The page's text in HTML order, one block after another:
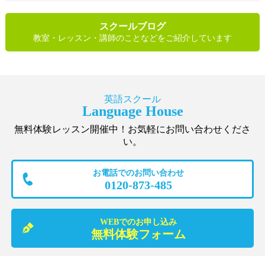
スクールブログ
教室・レッスン・講師のことなどをご紹介しています
英語スクール
Language House
無料体験レッスン開催中！お気軽にお問い合わせくださ
い。
お電話でのお問い合わせ
0120-873-485
WEBでのお申し込み
無料体験フォーム